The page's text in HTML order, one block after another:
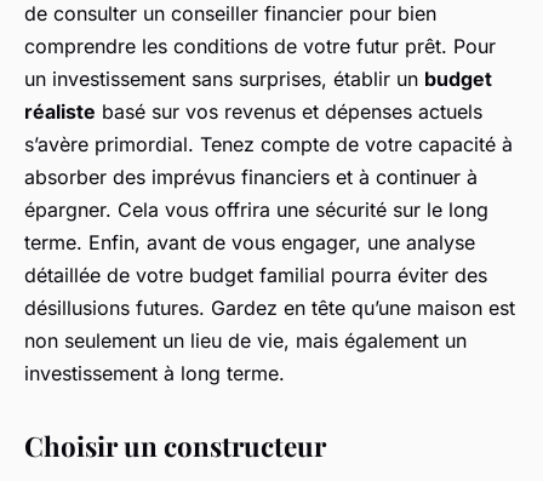
de consulter un conseiller financier pour bien
comprendre les conditions de votre futur prêt. Pour
un investissement sans surprises, établir un budget
réaliste basé sur vos revenus et dépenses actuels
s’avère primordial. Tenez compte de votre capacité à
absorber des imprévus financiers et à continuer à
épargner. Cela vous offrira une sécurité sur le long
terme. Enfin, avant de vous engager, une analyse
détaillée de votre budget familial pourra éviter des
désillusions futures. Gardez en tête qu’une maison est
non seulement un lieu de vie, mais également un
investissement à long terme.
Choisir un constructeur